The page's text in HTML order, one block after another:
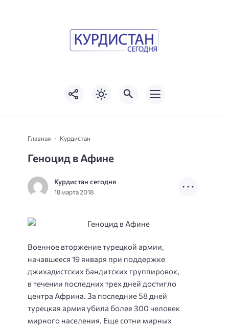
Главная Курдистан
Геноцид в Афине
Курдистан сегодня
18 марта 2018
Военное вторжение турецкой армии,
начавшееся 19 января при поддержке
джихадистских бандитских группировок,
в течении последних трех дней достигло
центра Африна. За последние 58 дней
турецкая армия убила более 300 человек
мирного населения. Еще сотни мирных